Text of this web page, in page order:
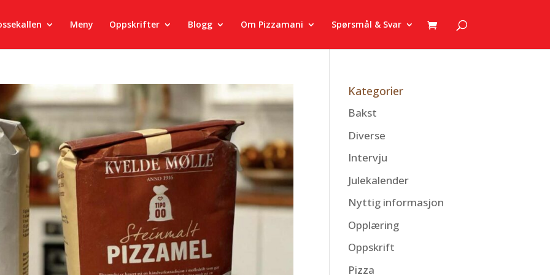
Meny Oppskrifter Blogg Om Pizzamani Spørsmål & Svar
Kategorier
Bakst
Diverse
Intervju
Julekalender
Nyttig informasjon
Opplæring
Oppskrift
Pizza